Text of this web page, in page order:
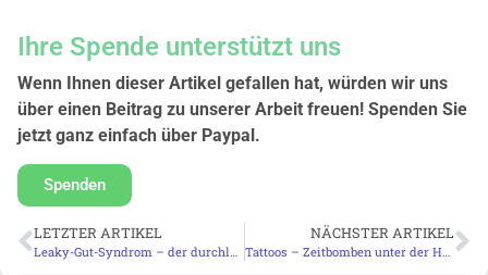
Ihre Spende unterstützt uns
Wenn Ihnen dieser Artikel gefallen hat, würden wir uns
über einen Beitrag zu unserer Arbeit freuen! Spenden Sie
jetzt ganz einfach über Paypal.
Spenden
LETZTER ARTIKEL
Leaky-Gut-Syndrom – der durchlässige Darm
NÄCHSTER ARTIKEL
Tattoos – Zeitbomben unter der Haut?